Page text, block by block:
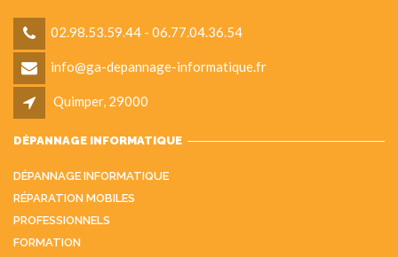
02.98.53.59.44 - 06.77.04.36.54
info@ga-depannage-informatique.fr
Quimper, 29000
DÉPANNAGE INFORMATIQUE
DÉPANNAGE INFORMATIQUE
RÉPARATION MOBILES
PROFESSIONNELS
FORMATION